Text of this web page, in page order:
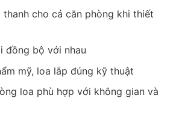
cho cả căn phòng khi thiết
đồng bộ với nhau
mỹ, loa lắp đúng kỹ thuật
loa phù hợp với không gian và